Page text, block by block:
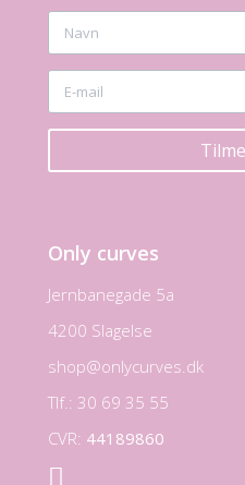
Only curves
Jernbanegade 5a
4200 Slagelse
shop@onlycurves.dk
Tlf.: 30 69 35 55
CVR: 44189860
